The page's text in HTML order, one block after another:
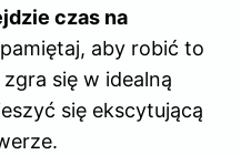
czas na
aby robić to
się w idealną
się ekscytującą